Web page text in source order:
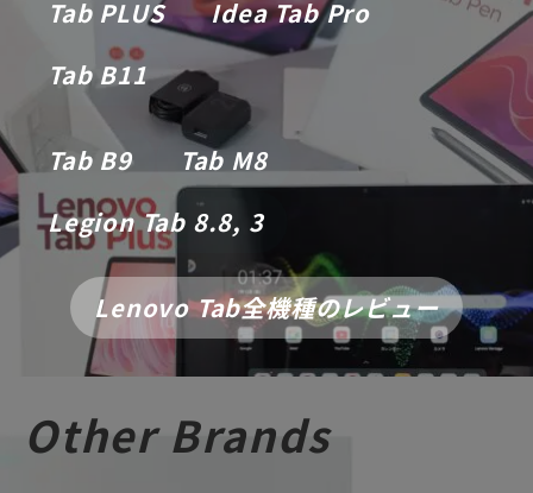
Tab PLUS
Idea Tab Pro
Tab B11
Tab B9
Tab M8
Legion Tab 8.8, 3
Lenovo Tab全機種のレビュー
Other Brands